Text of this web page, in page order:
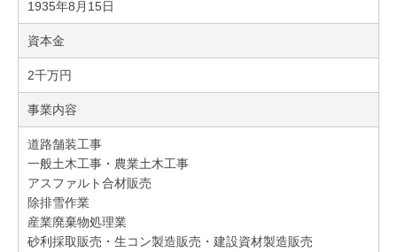
1935年8月15日
資本金
2千万円
事業内容
道路舗装工事
一般土木工事・農業土木工事
アスファルト合材販売
除排雪作業
産業廃棄物処理業
砂利採取販売・生コン製造販売・建設資材製造販売